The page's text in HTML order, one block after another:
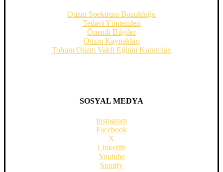
Otizm Spektrum Bozukluğu
Tedavi Yöntemleri
Önemli Bilgiler
Otizm Kaynakları
Tohum Otizm Vakfı Eğitim Kurumları
SOSYAL MEDYA
Instagram
Facebook
X
Linkedin
Youtube
Spotify